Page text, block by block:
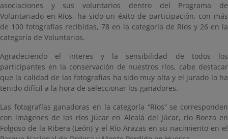
asociaciones y sus voluntarios dentro del Programa de
Voluntariado en Ríos, ha sido un éxito de participación, con más
de 100 fotografías recibidas, 78 en la categoría de Ríos y 26 en la
categoría de Voluntarios.
Agradeciendo el interes y la sensibilidad de todos los
participantes en la conservación de nuestros ríos, cabe destacar
que la calidad de las fotografías ha sido muy alta y el jurado lo ha
tenido difícil a la hora de seleccionar los ganadores.
Las fotografías ganadoras en la categoría “Ríos” se corresponden
con imágenes de los ríos Júcar en Alcalá del Júcar, río Boeza en
Folgoso de la Ribera (León) y el Río Arazas en su nacimiento en el